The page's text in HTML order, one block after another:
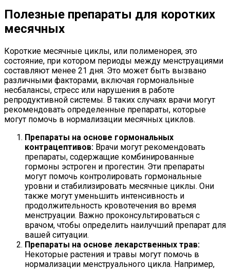
Полезные препараты для коротких
месячных
Короткие месячные циклы, или полименорея, это
состояние, при котором периоды между менструациями
составляют менее 21 дня. Это может быть вызвано
различными факторами, включая гормональные
несбалансы, стресс или нарушения в работе
репродуктивной системы. В таких случаях врачи могут
рекомендовать определенные препараты, которые
могут помочь в нормализации месячных циклов.
Препараты на основе гормональных
контрацептивов: Врачи могут рекомендовать
препараты, содержащие комбинированные
гормоны эстроген и прогестин. Эти препараты
могут помочь контролировать гормональные
уровни и стабилизировать месячные циклы. Они
также могут уменьшить интенсивность и
продолжительность кровотечения во время
менструации. Важно проконсультироваться с
врачом, чтобы определить наилучший препарат для
вашей ситуации.
Препараты на основе лекарственных трав:
Некоторые растения и травы могут помочь в
нормализации менструального цикла. Например,